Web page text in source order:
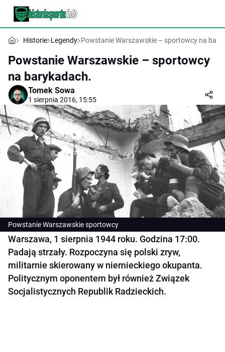
Historie Legendy Powstanie Warszawskie – sportowcy na
Powstanie Warszawskie – sportowcy
na barykadach.
Tomek Sowa
1 sierpnia 2016, 15:55
Powstanie Warszawskie sportowcy
Warszawa, 1 sierpnia 1944 roku. Godzina 17:00.
Padają strzały. Rozpoczyna się polski zryw,
militarnie skierowany w niemieckiego okupanta.
Politycznym oponentem był również Związek
Socjalistycznych Republik Radzieckich.